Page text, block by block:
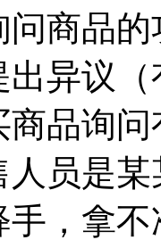
商品
异议
商品询
员是
，拿